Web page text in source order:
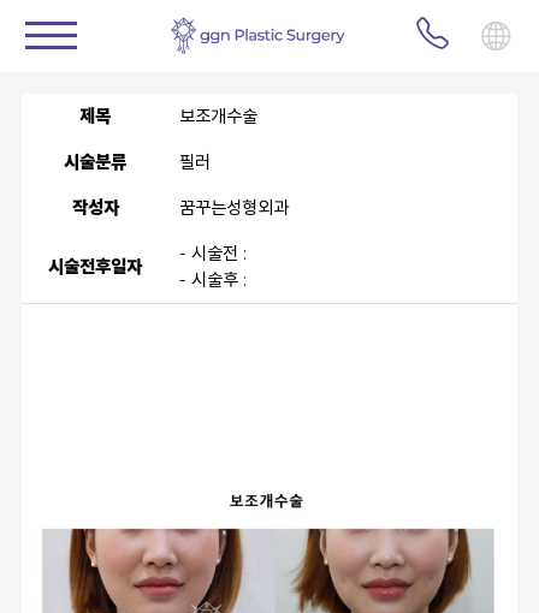
제목 보조개수술
시술분류 필러
작성자 꿈꾸는성형외과
시술전후일자
- 시술전 :
- 시술후 :